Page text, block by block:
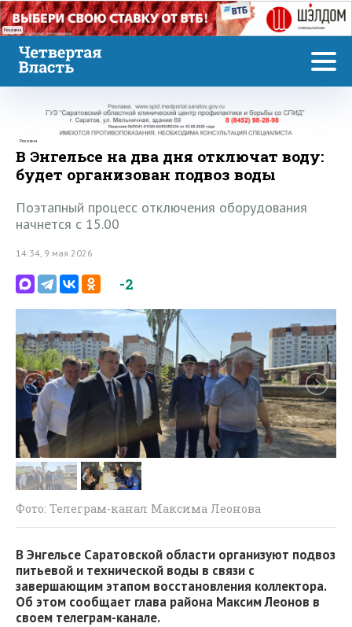
Реклама
Реклама
В Энгельсе на два дня отключат воду:
будет организован подвоз воды
Поэтапный процесс отключения оборудования
начнется с 15.00
14:34, 9 мая 2026
-2
Фото: Телеграм-канал Максима Леонова
В Энгельсе Саратовской области организуют подвоз
питьевой и технической воды в связи с
завершающим этапом восстановления коллектора.
Об этом сообщает глава района Максим Леонов в
своем телеграм-канале.